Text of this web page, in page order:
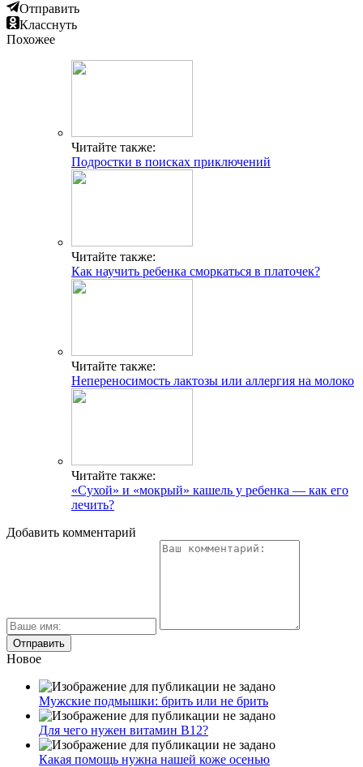
Отправить
Класснуть
Похожее
Читайте также:
Подростки в поисках приключений
Читайте также:
Как научить ребенка сморкаться в платочек?
Читайте также:
Непереносимость лактозы или аллергия на молоко
Читайте также:
«Сухой» и «мокрый» кашель у ребенка — как его
лечить?
Добавить комментарий
Новое
Мужские подмышки: брить или не брить
Для чего нужен витамин В12?
Какая помощь нужна нашей коже осенью